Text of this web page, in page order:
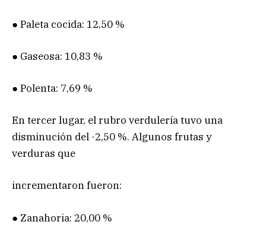
● Paleta cocida: 12,50 %
● Gaseosa: 10,83 %
● Polenta: 7,69 %
En tercer lugar, el rubro verdulería tuvo una
disminución del -2,50 %. Algunos frutas y
verduras que
incrementaron fueron:
● Zanahoria: 20,00 %